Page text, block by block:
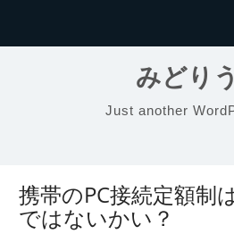
みどり
Just another
携帯のPC接続定額制
ではないかい？